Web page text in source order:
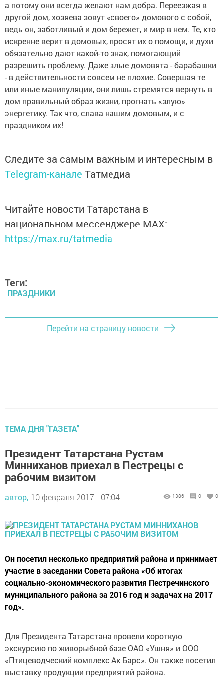
а потому они всегда желают нам добра. Переезжая в
другой дом, хозяева зовут «своего» домового с собой,
ведь он, заботливый и дом бережет, и мир в нем. Те, кто
искренне верит в домовых, просят их о помощи, и духи
обязательно дают какой-то знак, помогающий
разрешить проблему. Даже злые домовята - барабашки
- в действительности совcем не плохие. Совершая те
или иные манипуляции, они лишь стремятся вернуть в
дом правильный образ жизни, прогнать «злую»
энергетику. Так что, слава нашим домовым, и с
праздником их!
Следите за самым важным и интересным в
Telegram-канале Татмедиа
Читайте новости Татарстана в
национальном мессенджере MАХ:
https://max.ru/tatmedia
Теги:
ПРАЗДНИКИ
Перейти на страницу новости
ТЕМА ДНЯ "ГАЗЕТА"
Президент Татарстана Рустам
Минниханов приехал в Пестрецы с
рабочим визитом
автор, 10 февраля 2017 - 07:04 1386 0 0
Он посетил несколько предприятий района и принимает
участие в заседании Совета района «Об итогах
социально-экономического развития Пестречинского
муниципального района за 2016 год и задачах на 2017
год».
Для Президента Татарстана провели короткую
экскурсию по живорыбной базе ОАО «Ушня» и ООО
«Птицеводческий комплекс Ак Барс». Он также посетил
выставку продукции предприятий района.